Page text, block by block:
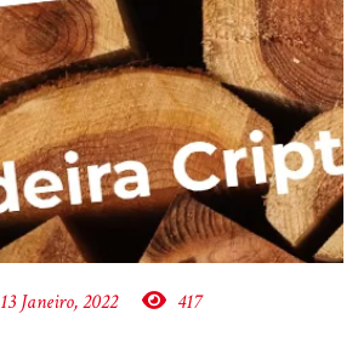
13 Janeiro, 2022 417